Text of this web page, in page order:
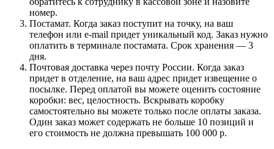
номер.
Постамат. Когда заказ поступит на точку, на ваш
телефон или e-mail придет уникальный код. Заказ нужно
оплатить в терминале постамата. Срок хранения — 3
дня.
Почтовая доставка через почту России. Когда заказ
придет в отделение, на ваш адрес придет извещение о
посылке. Перед оплатой вы можете оценить состояние
коробки: вес, целостность. Вскрывать коробку
самостоятельно вы можете только после оплаты заказа.
Один заказ может содержать не больше 10 позиций и
его стоимость не должна превышать 100 000 р.